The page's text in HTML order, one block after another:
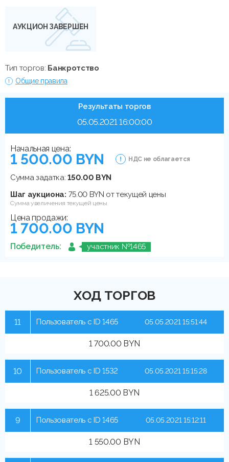
АУКЦИОН ЗАВЕРШЕН
Тип торгов: Банкротство
Общие правила
Результаты торгов
05.05.2021 16:00:00
Начальная цена:
1 500.00 BYN НДС не облагается
Сумма задатка:150.00 BYN
Шаг аукциона: 75.00 BYN от текущей цены
Сумма увеличения текущей цены
Цена продажи:
1 700.00 BYN
Победитель: участник №1465
ХОД ТОРГОВ
11 Пользователь с ID 1465
1 700.00 BYN
05.05.2021 15:51:44
10 Пользователь с ID 1532
1 625.00 BYN
05.05.2021 15:15:28
9 Пользователь с ID 1465
1 550.00 BYN
05.05.2021 15:12:11